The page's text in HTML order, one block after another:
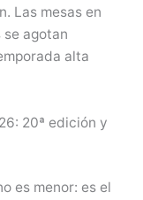
Las mesas en
agotan
alta
20ª edición y
es menor: es el